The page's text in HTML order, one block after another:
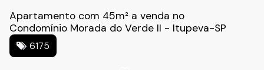
Apartamento com 45m² a venda no
Condomínio Morada do Verde II - Itupeva-SP
6175